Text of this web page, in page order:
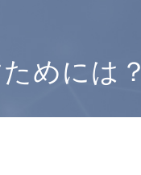
めには？